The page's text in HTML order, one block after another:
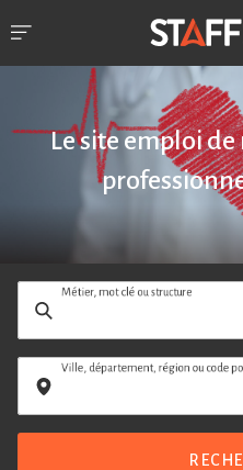
Le site emploi
Métier, mot clé ou structure
Ville, département, région ou code